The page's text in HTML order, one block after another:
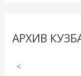
АРХИВ
<